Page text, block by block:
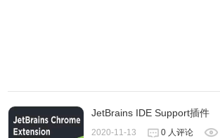
JetBrains IDE Support插件
2020-11-13 0 人评论